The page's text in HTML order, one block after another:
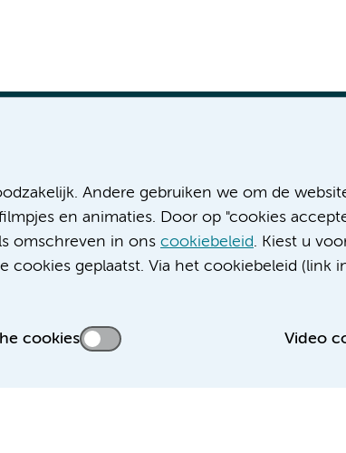
Andere gebruiken we om de
en animaties. Door op "cookies
omschreven in ons cookiebeleid. Kiest u
geplaatst. Via het cookiebeleid (link
cookies Video
UMC websites:
bij Amsterdam UMC
UMC
locatie AMC